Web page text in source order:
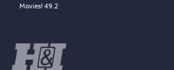
Movies! 49.2